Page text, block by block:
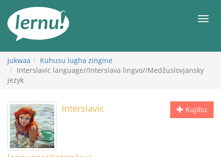
maudhui
jukwaa
Kuhusu lugha zingine
Interslavic language//Interslava lingvo//Medžuslovjansky
jezyk
Kujibu
Interslavic